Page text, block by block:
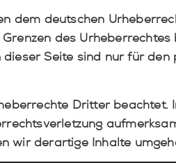
dem deutschen
des
Seite sind nur für den
Dritter beachtet.
wir derartige Inhalte